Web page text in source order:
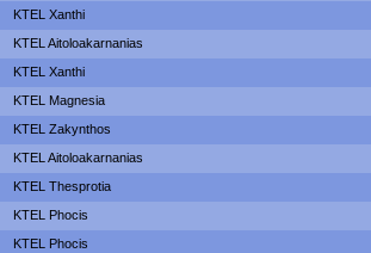
KTEL Xanthi
KTEL Aitoloakarnanias
KTEL Xanthi
ΚΤΕL Magnesia
KTEL Zakynthos
KTEL Aitoloakarnanias
KTEL Thesprotia
ΚΤΕL Phocis
ΚΤΕL Phocis